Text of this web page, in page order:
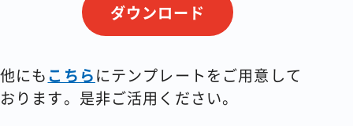
ダウンロード
他にもこちらにテンプレートをご用意して
おります。是非ご活用ください。